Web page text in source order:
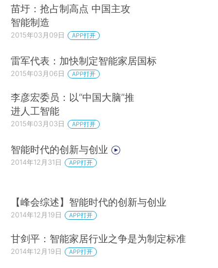
苗圩：抢占制高点 中国主攻
智能制造
2015年03月09日 APP打开
雷军代表：加快制定智能家居国标
2015年03月06日 APP打开
李彦宏委员：以“中国大脑”推
进人工智能
2015年03月03日 APP打开
智能时代的创新与创业
2014年12月31日 APP打开
【峰会综述】智能时代的创新与创业
2014年12月19日 APP打开
甘剑平：智能家居行业之争是为制定标准
2014年12月19日 APP打开